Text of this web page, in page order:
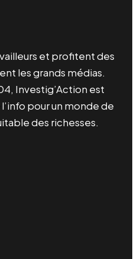
et profitent des
les grands médias.
Investig’Action est
pour un monde de
des richesses.